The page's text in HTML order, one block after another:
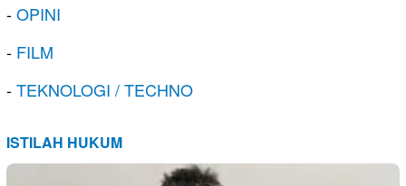
-OPINI
- FILM
-TEKNOLOGI / TECHNO
ISTILAH HUKUM